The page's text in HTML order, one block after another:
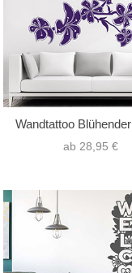
Wandtattoo
ab 28,95 €